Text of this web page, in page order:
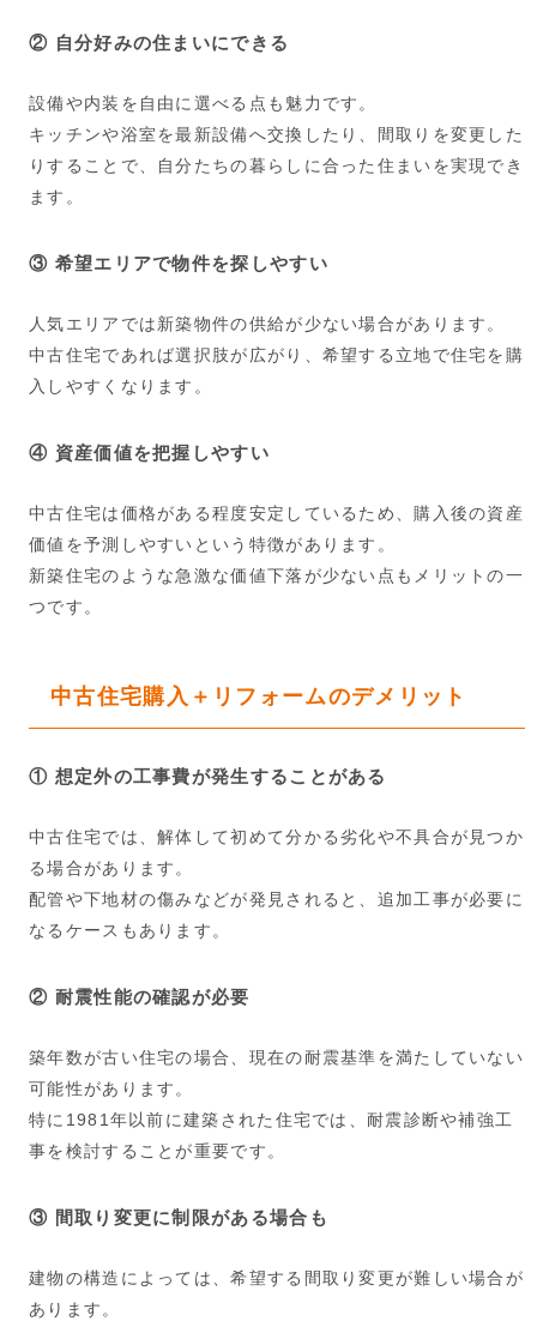
② 自分好みの住まいにできる
設備や内装を自由に選べる点も魅力です。
キッチンや浴室を最新設備へ交換したり、間取りを変更した
りすることで、自分たちの暮らしに合った住まいを実現でき
ます。
③ 希望エリアで物件を探しやすい
人気エリアでは新築物件の供給が少ない場合があります。
中古住宅であれば選択肢が広がり、希望する立地で住宅を購
入しやすくなります。
④ 資産価値を把握しやすい
中古住宅は価格がある程度安定しているため、購入後の資産
価値を予測しやすいという特徴があります。
新築住宅のような急激な価値下落が少ない点もメリットの一
つです。
中古住宅購入＋リフォームのデメリット
① 想定外の工事費が発生することがある
中古住宅では、解体して初めて分かる劣化や不具合が見つか
る場合があります。
配管や下地材の傷みなどが発見されると、追加工事が必要に
なるケースもあります。
② 耐震性能の確認が必要
築年数が古い住宅の場合、現在の耐震基準を満たしていない
可能性があります。
特に1981年以前に建築された住宅では、耐震診断や補強工
事を検討することが重要です。
③ 間取り変更に制限がある場合も
建物の構造によっては、希望する間取り変更が難しい場合が
あります。